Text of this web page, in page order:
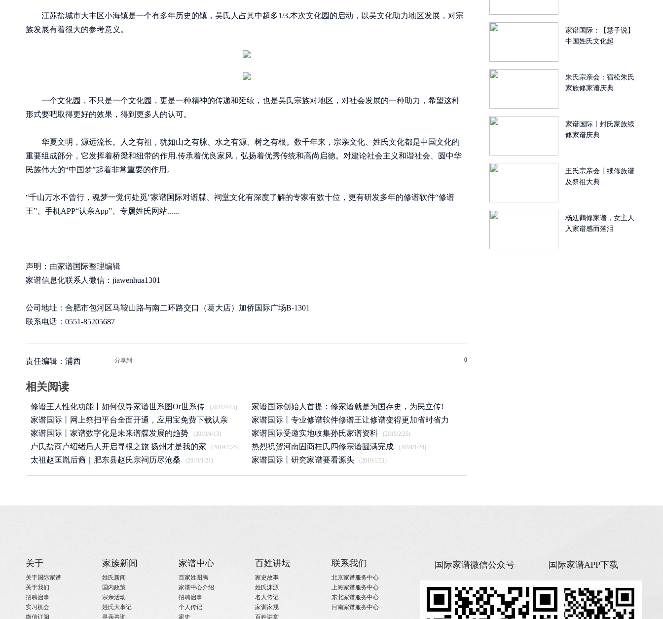
江苏盐城市大丰区小海镇是一个有多年历史的镇，吴氏人占其中超多1/3,本次文化园的启动，以吴文化助力地区发展，对宗
族发展有着很大的参考意义。
一个文化园，不只是一个文化园，更是一种精神的传递和延续，也是吴氏宗族对地区，对社会发展的一种助力，希望这种
形式要吧取得更好的效果，得到更多人的认可。
华夏文明，源远流长。人之有祖，犹如山之有脉、水之有源、树之有根。数千年来，宗亲文化、姓氏文化都是中国文化的
重要组成部分，它发挥着桥梁和纽带的作用.传承着优良家风，弘扬着优秀传统和高尚启德。对建论社会主义和谐社会、圆中华
民族伟大的“中国梦”起着非常重要的作用。
“千山万水不曾行，魂梦一觉何处觅”家谱国际对谱牒、祠堂文化有深度了解的专家有数十位，更有研发多年的修谱软件“修谱
王”、手机APP“认亲App”、专属姓氏网站......
声明：由家谱国际整理编辑
家谱信息化联系人微信：jiawenhua1301
公司地址：合肥市包河区马鞍山路与南二环路交口（葛大店）加侨国际广场B-1301
联系电话：0551-85205687
责任编辑：浦西 分享到: 0
相关阅读
修谱王人性化功能丨如何仅导家谱世系图Or世系传 (2021/4/15) 家谱国际创始人首提：修家谱就是为国存史，为民立传!
(2020/12/22)
家谱国际丨网上祭扫平台全面开通，应用宝免费下载认亲
APP
(2020/3/25)
家谱国际丨专业修谱软件修谱王让修谱变得更加省时省力
(2019/7/17)
家谱国际丨家谱数字化是未来谱牒发展的趋势 (2019/4/13) 家谱国际受邀实地收集孙氏家谱资料 (2019/2/26)
卢氏盐商卢绍绪后人开启寻根之旅 扬州才是我的家 (2019/1/25) 热烈祝贺河南固商桂氏四修宗谱圆满完成 (2019/1/24)
太祖赵匡胤后裔｜肥东县赵氏宗祠历尽沧桑 (2019/1/21) 家谱国际丨研究家谱要看源头 (2019/1/21)
家谱国际：【慧子说】
中国姓氏文化起
朱氏宗亲会：宿松朱氏
家族修家谱庆典
家谱国际丨封氏家族续
修家谱庆典
王氏宗亲会丨续修族谱
及祭祖大典
杨廷鹤修家谱，女主人
入家谱感而落泪
国际家谱APP下载
国际家谱微信公众号
关于
关于国际家谱
关于我们
招聘启事
实习机会
微信订阅
家族新闻
姓氏新闻
国内政策
宗亲活动
姓氏大事记
寻亲咨询
家谱中心
百家姓图腾
家谱中心介绍
招聘启事
个人传记
家史
百姓讲坛
家史故事
姓氏渊源
名人传记
家训家规
百姓讲堂
联系我们
北京家谱服务中心
上海家谱服务中心
东北家谱服务中心
河南家谱服务中心